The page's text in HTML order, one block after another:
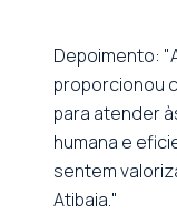
Depoimento:
proporcionou
para atender
humana e
sentem
Atibaia."